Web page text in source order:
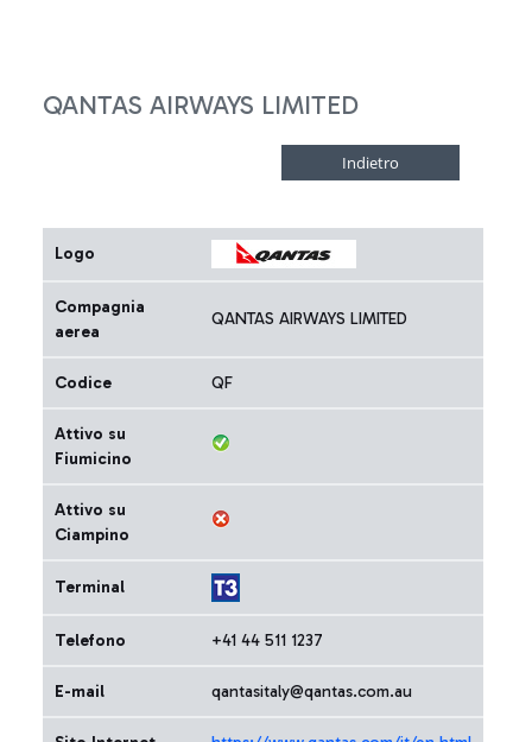
QANTAS AIRWAYS LIMITED
Logo
Compagnia
aerea
QANTAS AIRWAYS LIMITED
Codice QF
Attivo su
Fiumicino
Attivo su
Ciampino
Terminal
Telefono +41 44 511 1237
E-mail qantasitaly@qantas.com.au